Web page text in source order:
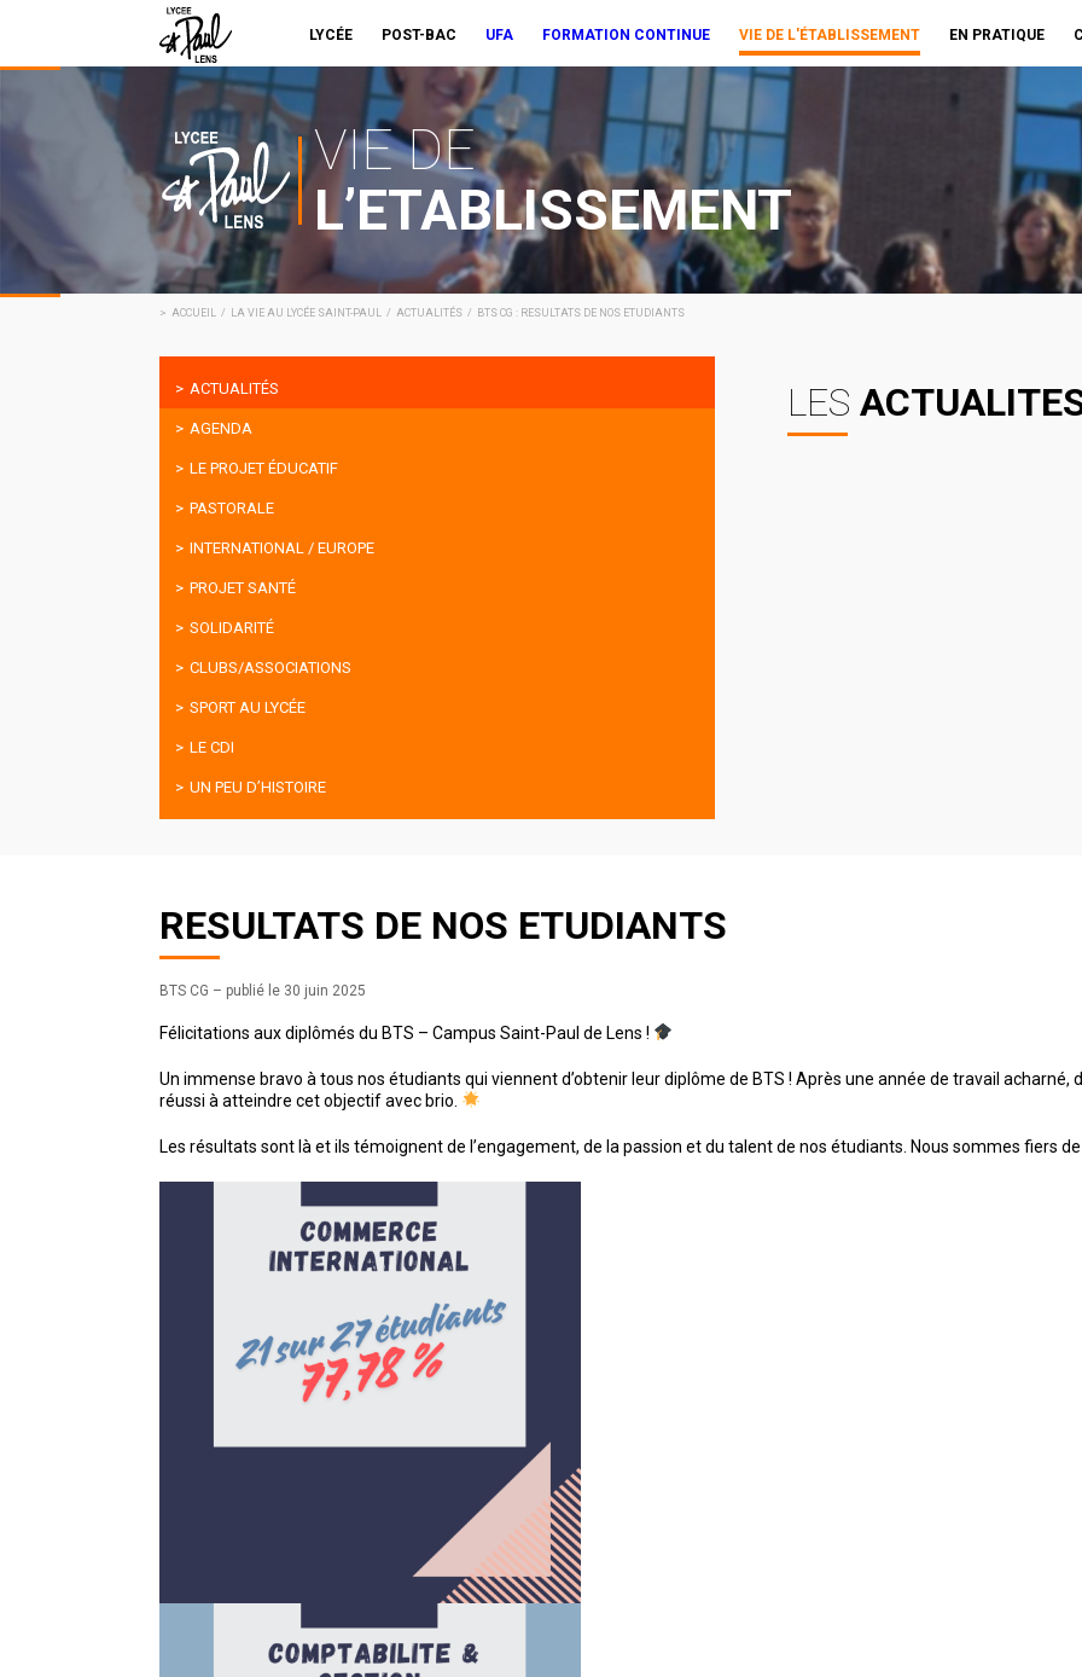
LYCÉE POST-BAC UFA FORMATION CONTINUE VIE DE L'ÉTABLISSEMENT EN PRATIQUE
VIE DE
L’ETABLISSEMENT
ACCUEIL LA VIE AU LYCÉE SAINT-PAUL ACTUALITÉS BTS CG : RESULTATS DE NOS ETUDIANTS
ACTUALITÉS
AGENDA
LE PROJET ÉDUCATIF
PASTORALE
INTERNATIONAL / EUROPE
PROJET SANTÉ
SOLIDARITÉ
CLUBS/ASSOCIATIONS
SPORT AU LYCÉE
LE CDI
UN PEU D’HISTOIRE
LES
RESULTATS DE NOS ETUDIANTS
BTS CG – publié le 30 juin 2025
Félicitations aux diplômés du BTS – Campus Saint-Paul de Lens !
Un immense bravo à tous nos étudiants qui viennent d’obtenir leur diplôme de BTS ! Après une année de travail
réussi à atteindre cet objectif avec brio.
Les résultats sont là et ils témoignent de l’engagement, de la passion et du talent de nos étudiants. Nous sommes fiers de